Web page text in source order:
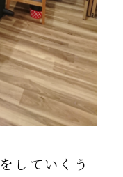
していくう